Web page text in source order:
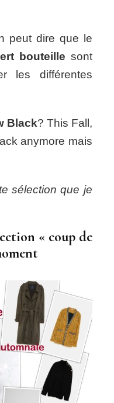
peut dire que le
bouteille sont
les différentes
Black? This Fall,
anymore mais
sélection que je
« coup de